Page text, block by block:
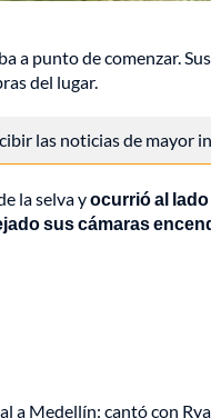
a punto de comenzar.
del lugar.
las noticias de mayor
la selva yocurrió al
sus cámaras
a Medellín: cantó con